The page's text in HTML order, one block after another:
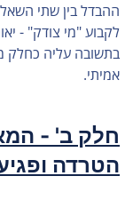
ההבדל בין שתי
לקבוע "מי צודק" -
בתשובה עליה כחלק
אמיתי.
חלק ב' -
הטרדה